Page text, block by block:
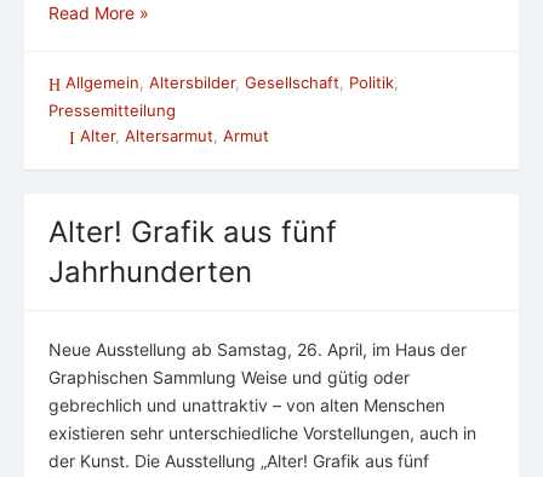
Read More »
Allgemein Altersbilder, Gesellschaft Politik
Pressemitteilung
Alter, Altersarmut Armut
Alter! Grafik aus fünf
Jahrhunderten
Neue Ausstellung ab Samstag, 26. April, im Haus der
Graphischen Sammlung Weise und gütig oder
gebrechlich und unattraktiv – von alten Menschen
existieren sehr unterschiedliche Vorstellungen, auch in
der Kunst. Die Ausstellung „Alter! Grafik aus fünf